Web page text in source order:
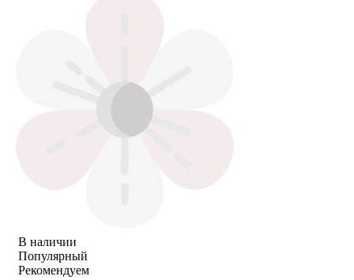
В наличии
Популярный
Рекомендуем